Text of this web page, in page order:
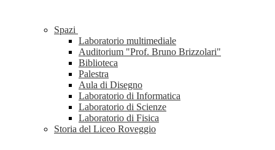
Spazi
Laboratorio multimediale
Auditorium "Prof. Bruno Brizzolari"
Biblioteca
Palestra
Aula di Disegno
Laboratorio di Informatica
Laboratorio di Scienze
Laboratorio di Fisica
Storia del Liceo Roveggio